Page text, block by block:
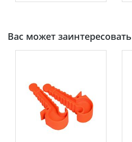
Вас может заинтересовать